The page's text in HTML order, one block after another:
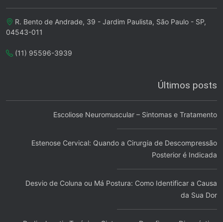
R. Bento de Andrade, 39 - Jardim Paulista, São Paulo - SP,
04543-011
(11) 95596-3939
Últimos posts
Escoliose Neuromuscular – Sintomas e Tratamento
Estenose Cervical: Quando a Cirurgia de Descompressão
Posterior é Indicada
Desvio de Coluna ou Má Postura: Como Identificar a Causa
da Sua Dor